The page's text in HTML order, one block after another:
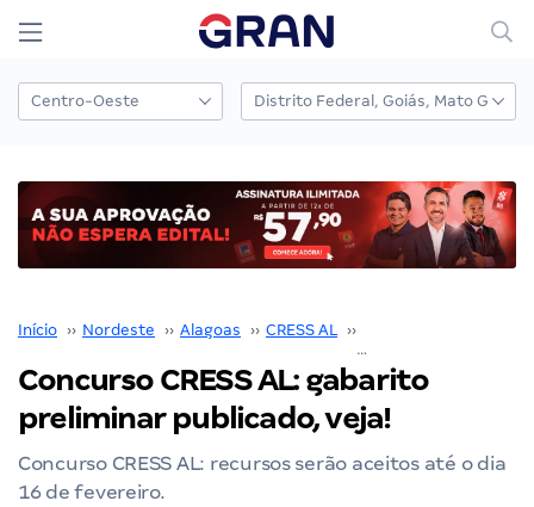
Início ›› Nordeste ›› Alagoas ›› CRESS AL ››
Concurso CRESS AL: gabarito
preliminar publicado, veja!
Concurso CRESS AL: recursos serão aceitos até o dia
16 de fevereiro.